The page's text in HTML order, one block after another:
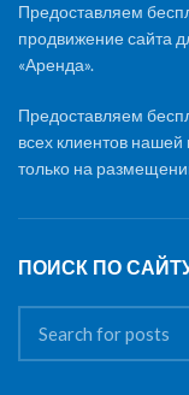
Предоставляем
продвижение сайта
«Аренда».
Предоставляем
всех клиентов
только на
ПОИСК ПО